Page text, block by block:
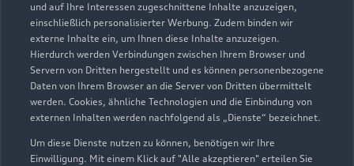
und auf Ihre Interessen zugeschnittene Inhalte anzuzeigen,
einschließlich personalisierter Werbung. Zudem binden wir
externe Inhalte ein, um Ihnen diese Inhalte anzuzeigen.
Hierdurch werden Verbindungen zwischen Ihrem Browser und
Servern von Dritten hergestellt und es können personenbezogene
Daten von Ihrem Browser an die Server von Dritten übermittelt
werden. Cookies, ähnliche Technologien und die Einbindung von
externen Inhalten werden nachfolgend als „Dienste“ bezeichnet.
Um diese Dienste nutzen zu können, benötigen wir Ihre
Einwilligung. Mit einem Klick auf "Alle akzeptieren" erteilen Sie
Wir beraten Sie gerne
und Ansprechpartner.